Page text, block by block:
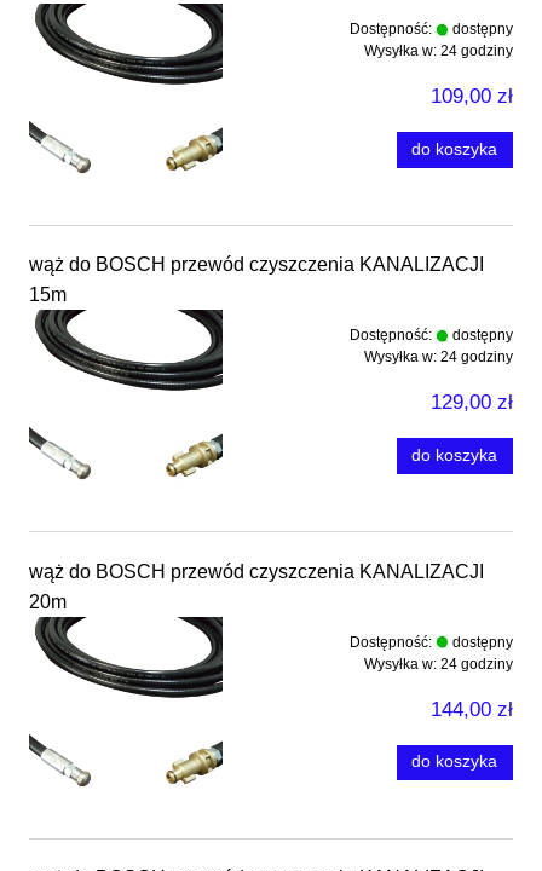
Dostępność:
dostępny
Wysyłka w: 24 godziny
109,00 zł
do koszyka
wąż do BOSCH przewód czyszczenia KANALIZACJI
15m
Dostępność:
dostępny
Wysyłka w: 24 godziny
129,00 zł
do koszyka
wąż do BOSCH przewód czyszczenia KANALIZACJI
20m
Dostępność:
dostępny
Wysyłka w: 24 godziny
144,00 zł
do koszyka